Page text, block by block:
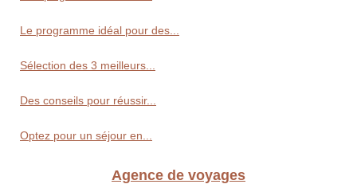
Le programme idéal pour des...
Sélection des 3 meilleurs...
Des conseils pour réussir...
Optez pour un séjour en...
Agence de voyages